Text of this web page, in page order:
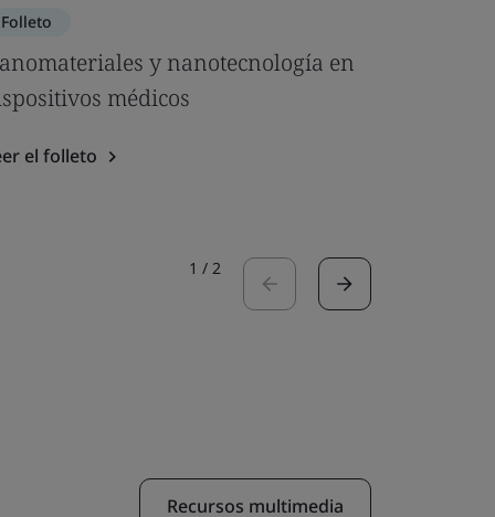
Folleto
y nanotecnología en
médicos
el folleto
1 / 2
Recursos multimedia